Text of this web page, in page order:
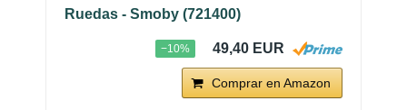
Ruedas - Smoby (721400)
−10% 49,40 EUR
Comprar en Amazon